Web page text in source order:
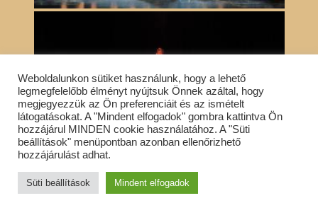
Weboldalunkon sütiket használunk, hogy a lehető
legmegfelelőbb élményt nyújtsuk Önnek azáltal, hogy
megjegyezzük az Ön preferenciáit és az ismételt
látogatásokat. A "Mindent elfogadok" gombra kattintva Ön
hozzájárul MINDEN cookie használatához. A "Süti
beállítások" menüpontban azonban ellenőrizhető
hozzájárulást adhat.
Süti beállítások Mindent elfogadok